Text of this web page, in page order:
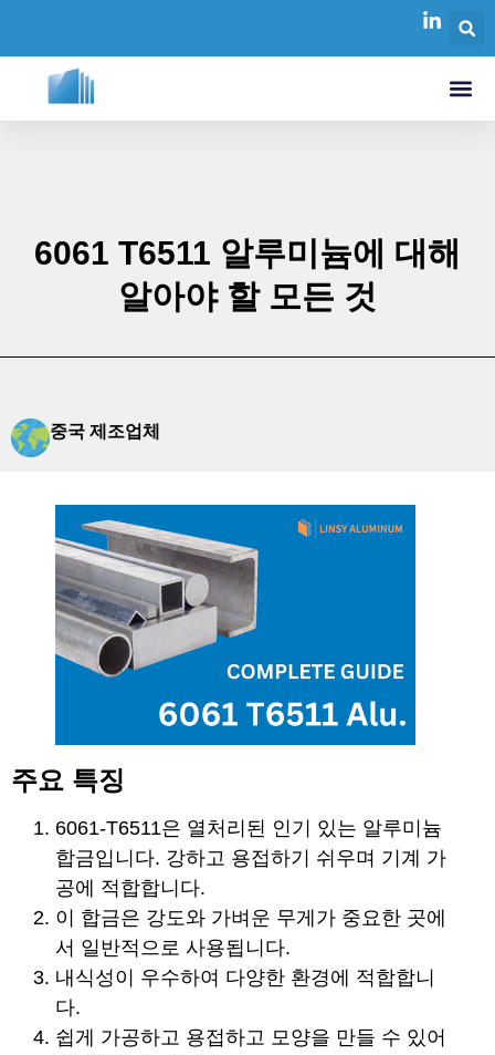
6061 T6511 알루미늄에 대해
알아야 할 모든 것
중국 제조업체
주요 특징
6061-T6511은 열처리된 인기 있는 알루미늄
합금입니다. 강하고 용접하기 쉬우며 기계 가
공에 적합합니다.
이 합금은 강도와 가벼운 무게가 중요한 곳에
서 일반적으로 사용됩니다.
내식성이 우수하여 다양한 환경에 적합합니
다.
쉽게 가공하고 용접하고 모양을 만들 수 있어